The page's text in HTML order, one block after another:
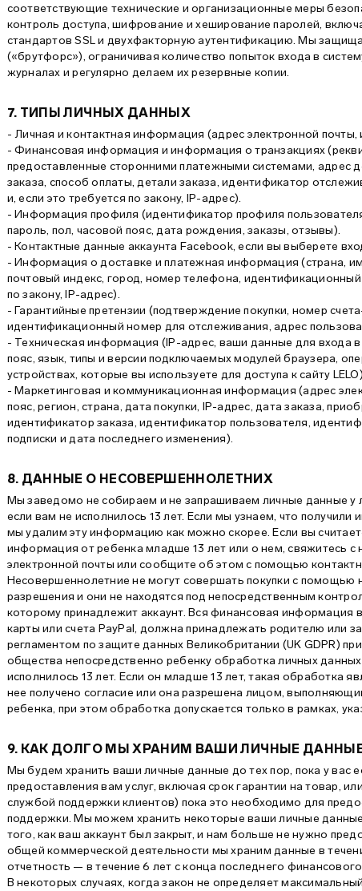
соответствующие технические и организационные меры
контроль доступа, шифрование и хеширование паролей,
стандартов SSL и двухфакторную аутентификацию. Мы
(«брутфорс»), ограничивая количество попыток входа в
журналах и регулярно делаем их резервные копии.
7. ТИПЫ ЛИЧНЫХ ДАННЫХ
- Личная и контактная информация (адрес электронной
- Финансовая информация и информация о транзакциях
предоставленные сторонними платежными системами, адрес
заказа, способ оплаты, детали заказа, идентификатор
и, если это требуется по закону, IP-адрес).
- Информация профиля (идентификатор профиля
пароль, пол, часовой пояс, дата рождения, заказы, отзывы).
- Контактные данные аккаунта Facebook, если вы выберете
- Информация о доставке и платежная информация (страна,
почтовый индекс, город, номер телефона,
по закону, IP-адрес).
- Гарантийные претензии (подтверждение покупки, номер
идентификационный номер для отслеживания, адрес
- Техническая информация (IP-адрес, ваши данные для входа
пояс, язык, типы и версии подключаемых модулей браузера,
устройствах, которые вы используете для доступа к сайту
- Маркетинговая и коммуникационная информация (адрес
пояс, регион, страна, дата покупки, IP-адрес, дата заказа,
идентификатор заказа, идентификатор пользователя,
подписки и дата последнего изменения).
8. ДАННЫЕ О НЕСОВЕРШЕННОЛЕТНИХ
Мы заведомо не собираем и не запрашиваем личные данные у
если вам не исполнилось 13 лет. Если мы узнаем, что
мы удалим эту информацию как можно скорее. Если вы
информация от ребенка младше 13 лет или о нем, свяжитесь с
электронной почты или сообщите об этом с помощью
Несовершеннолетние не могут совершать покупки с помощью
разрешения и они не находятся под непосредственным
которому принадлежит аккаунт. Вся финансовая информация
карты или счета PayPal, должна принадлежать родителю или
регламентом по защите данных Великобритании (UK GDPR)
общества непосредственно ребенку обработка личных
исполнилось 13 лет. Если он младше 13 лет, такая обработка
нее получено согласие или она разрешена лицом,
ребенка, при этом обработка допускается только в рамках,
9. КАК ДОЛГО МЫ ХРАНИМ ВАШИ ЛИЧНЫЕ
Мы будем хранить ваши личные данные до тех пор, пока у вас
предоставления вам услуг, включая срок гарантии на товар,
службой поддержки клиентов) пока это необходимо для
поддержки. Мы можем хранить некоторые ваши личные
того, как ваш аккаунт был закрыт, и нам больше не нужно
общей коммерческой деятельности мы храним данные в
отчетность — в течение 6 лет с конца последнего
В некоторых случаях, когда закон не определяет